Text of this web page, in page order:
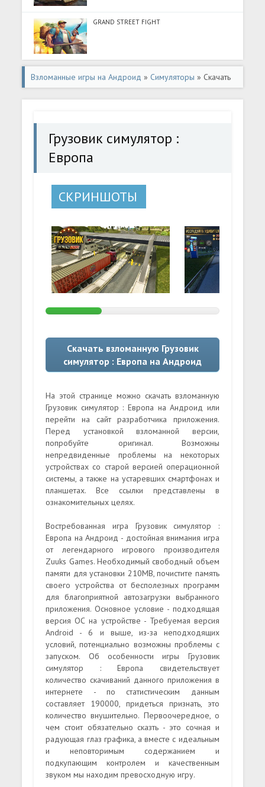
GRAND STREET FIGHT
Взломанные игры на Андроид » Симуляторы » Скачать
Грузовик симулятор : Европа (Много денег) на Андроид
Грузовик симулятор :
Европа
СКРИНШОТЫ
Скачать взломанную Грузовик
симулятор : Европа на Андроид
На этой странице можно скачать взломанную
Грузовик симулятор : Европа на Андроид или
перейти на сайт разработчика приложения.
Перед установкой взломанной версии,
попробуйте оригинал. Возможны
непредвиденные проблемы на некоторых
устройствах со старой версией операционной
системы, а также на устаревших смартфонах и
планшетах. Все ссылки представлены в
ознакомительных целях.
Востребованная игра Грузовик симулятор :
Европа на Андроид - достойная внимания игра
от легендарного игрового производителя
Zuuks Games. Необходимый свободный объем
памяти для установки 210MB, почистите память
своего устройства от бесполезных программ
для благоприятной автозагрузки выбранного
приложения. Основное условие - подходящая
версия ОС на устройстве - Требуемая версия
Android - 6 и выше, из-за неподходящих
условий, потенциально возможны проблемы с
запуском. Об особенности игры Грузовик
симулятор : Европа свидетельствует
количество скачиваний данного приложения в
интернете - по статистическим данным
составляет 190000, придеться признать, это
количество внушительно. Первоочередное, о
чем стоит обязательно сказть - это сочная и
радующая глаз графика, а вместе с идеальным
и неповторимым содержанием и
подкупающим контролем и качественным
звуком мы находим превосходную игру.